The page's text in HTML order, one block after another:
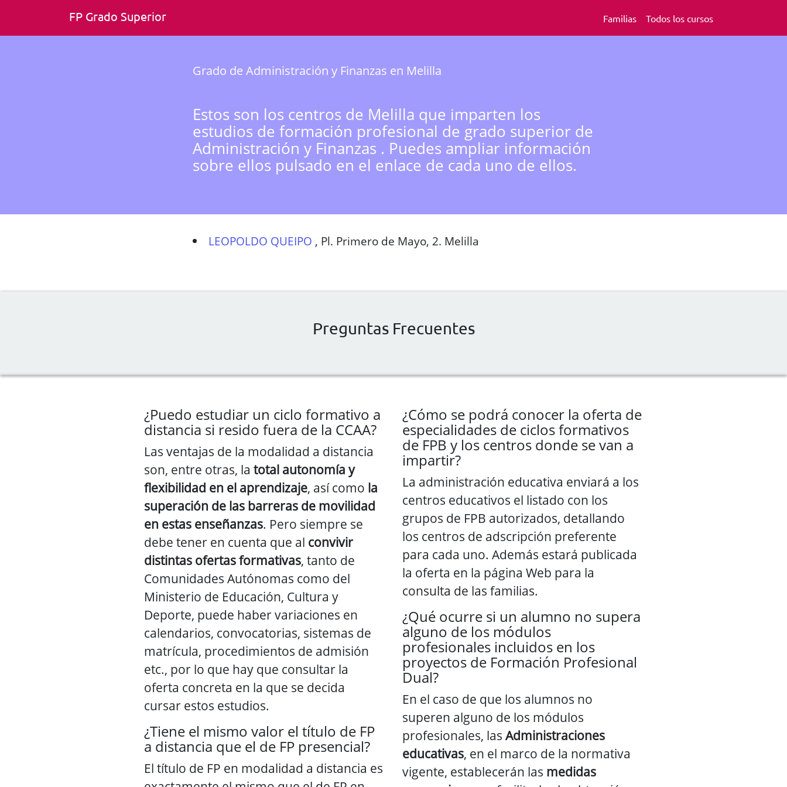
FP Grado Superior Familias Todos los cursos
Grado de Administración y Finanzas en Melilla
Estos son los centros de Melilla que imparten los
estudios de formación profesional de grado superior de
Administración y Finanzas . Puedes ampliar información
sobre ellos pulsado en el enlace de cada uno de ellos.
LEOPOLDO QUEIPO , Pl. Primero de Mayo, 2. Melilla
Preguntas Frecuentes
¿Puedo estudiar un ciclo formativo a
distancia si resido fuera de la CCAA?
Las ventajas de la modalidad a distancia
son, entre otras, latotal autonomía y
flexibilidad en el aprendizaje, así como la
superación de las barreras de movilidad
en estas enseñanzas. Pero siempre se
debe tener en cuenta que al convivir
distintas ofertas formativas, tanto de
Comunidades Autónomas como del
Ministerio de Educación, Cultura y
Deporte, puede haber variaciones en
calendarios, convocatorias, sistemas de
matrícula, procedimientos de admisión
etc., por lo que hay que consultar la
oferta concreta en la que se decida
cursar estos estudios.
¿Tiene el mismo valor el título de FP
a distancia que el de FP presencial?
El título de FP en modalidad a distancia es
¿Cómo se podrá conocer la oferta de
especialidades de ciclos formativos
de FPB y los centros donde se van a
impartir?
La administración educativa enviará a los
centros educativos el listado con los
grupos de FPB autorizados, detallando
los centros de adscripción preferente
para cada uno. Además estará publicada
la oferta en la página Web para la
consulta de las familias.
¿Qué ocurre si un alumno no supera
alguno de los módulos
profesionales incluidos en los
proyectos de Formación Profesional
Dual?
En el caso de que los alumnos no
superen alguno de los módulos
profesionales, las Administraciones
educativas, en el marco de la normativa
vigente, establecerán las medidas